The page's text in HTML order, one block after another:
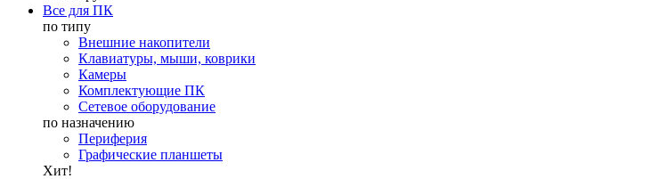
Все для ПК
по типу
Внешние накопители
Клавиатуры, мыши, коврики
Камеры
Комплектующие ПК
Сетевое оборудование
по назначению
Периферия
Графические планшеты
Хит!